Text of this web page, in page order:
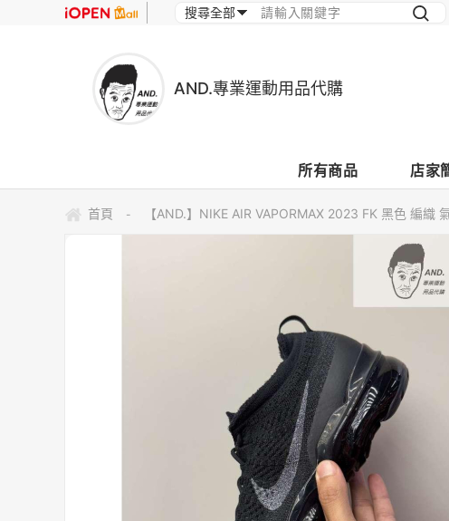
AND.專業運動用品代購
所有商品 店家
首頁 - 【AND.】NIKE AIR VAPORMAX 2023 FK 黑色 編織